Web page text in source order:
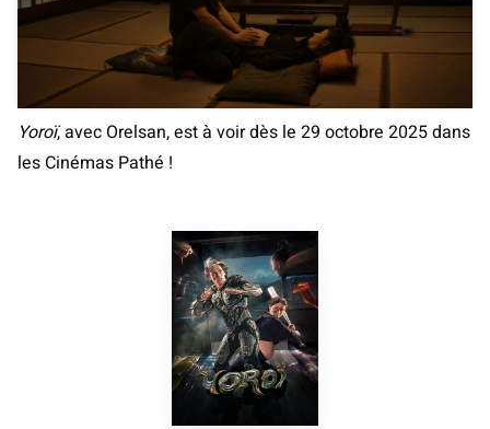
Yoroï, avec Orelsan, est à voir dès le 29 octobre 2025 dans
les Cinémas Pathé !